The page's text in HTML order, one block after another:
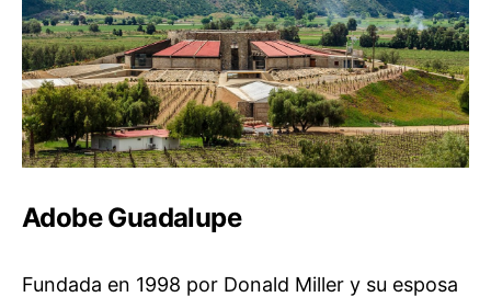
Adobe Guadalupe
Fundada en 1998 por Donald Miller y su esposa